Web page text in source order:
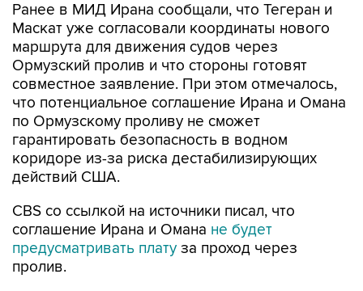
Ранее в МИД Ирана сообщали, что Тегеран и
Маскат уже согласовали координаты нового
маршрута для движения судов через
Ормузский пролив и что стороны готовят
совместное заявление. При этом отмечалось,
что потенциальное соглашение Ирана и Омана
по Ормузскому проливу не сможет
гарантировать безопасность в водном
коридоре из-за риска дестабилизирующих
действий США.
CBS со ссылкой на источники писал, что
соглашение Ирана и Омана не будет
предусматривать плату за проход через
пролив.